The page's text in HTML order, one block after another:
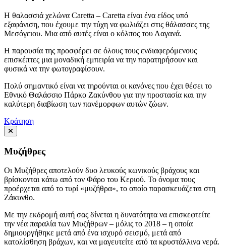
Η θαλασσιά χελώνα Caretta – Caretta είναι ένα είδος υπό
εξαφάνιση, που έχουμε την τύχη να φωλιάζει στις θάλασσες της
Μεσόγειου. Μια από αυτές είναι ο κόλπος του Λαγανά.
Η παρουσία της προσφέρει σε όλους τους ενδιαφερόμενους
επισκέπτες μια μοναδική εμπειρία να την παρατηρήσουν και
φυσικά να την φωτογραφίσουν.
Πολύ σημαντικό είναι να τηρούνται οι κανόνες που έχει θέσει το
Εθνικό Θαλάσσιο Πάρκο Ζακύνθου για την προστασία και την
καλύτερη διαβίωση των πανέμορφων αυτών ζώων.
Κράτηση
Μυζήθρες
Οι Μυζήθρες αποτελούν δυο λευκούς κωνικούς βράχους και
βρίσκονται κάτω από τον Φάρο του Κεριού. Το όνομα τους
προέρχεται από το τυρί «μυζήθρα», το οποίο παρασκευάζεται στη
Ζάκυνθο.
Με την εκδρομή αυτή σας δίνεται η δυνατότητα να επισκεφτείτε
την νέα παραλία των Μυζήθρων – μόλις το 2018 – η οποία
δημιουργήθηκε μετά από ένα ισχυρό σεισμό, μετά από
κατολίσθηση βράχων, και να μαγευτείτε από τα κρυστάλλινα νερά.